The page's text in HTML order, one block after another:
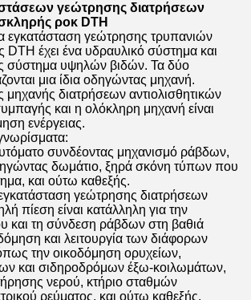
γεώτρησης διατρήσεων
ροκ DTH
εγκατάσταση γεώτρησης τρυπανιών
έχει ένα υδραυλικό σύστημα και
σύστημα υψηλών βιδών. Τα δύο
μια ίδια οδηγώντας μηχανή.
μηχανής διατρήσεων αντιολισθητικών
και η ολόκληρη μηχανή είναι
ενέργειας.
συνδέοντας μηχανισμό ράβδων,
δωμάτιο, ξηρά σκόνη τύπων που
και ούτω καθεξής.
γεώτρησης διατρήσεων
πίεση είναι κατάλληλη για την
και τη σύνδεση ράβδων στη βαθιά
και λειτουργία των διάφορων
την οικοδόμηση ορυχείων,
και σιδηροδρόμων έξω-κοιλωμάτων,
νερού, κτήριο σταθμών
ρεύματος, και ούτω καθεξής.